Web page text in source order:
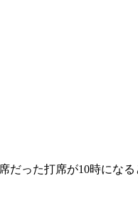
だった打席が10時にな